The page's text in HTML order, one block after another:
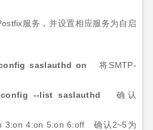
服务，并设置相应服务为自启
saslauthd on 将SMTP-
--list saslauthd
确认
3:on 4:on 5:on 6:off 确认 2~5 为